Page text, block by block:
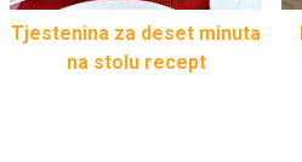
Tjestenina za deset minuta
na stolu recept